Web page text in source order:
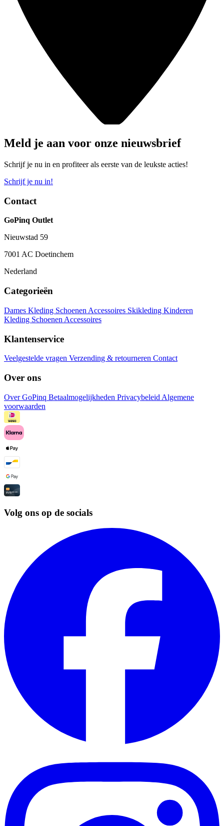
Meld je aan voor onze nieuwsbrief
Schrijf je nu in en profiteer als eerste van de leukste acties!
Schrijf je nu in!
Contact
GoPinq Outlet
Nieuwstad 59
7001 AC Doetinchem
Nederland
Categorieën
Dames Kleding Schoenen Accessoires Skikleding Kinderen
Kleding Schoenen Accessoires
Klantenservice
Veelgestelde vragen Verzending & retourneren Contact
Over ons
Over GoPinq Betaalmogelijkheden Privacybeleid Algemene
voorwaarden
Volg ons op de socials